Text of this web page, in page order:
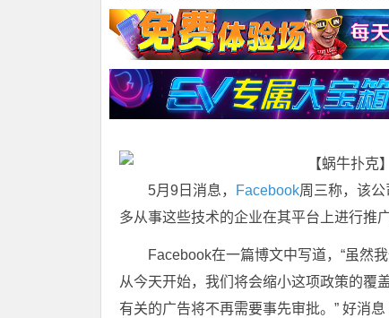
5月9日消息， Facebook周三称，该
多从事这些技术的企业在其平台上进行推广
Facebook在一篇博文中写道，“虽然
从今天开始，我们将会缩小这项政策的覆
有关的广告将不再需要事先审批。” 好消